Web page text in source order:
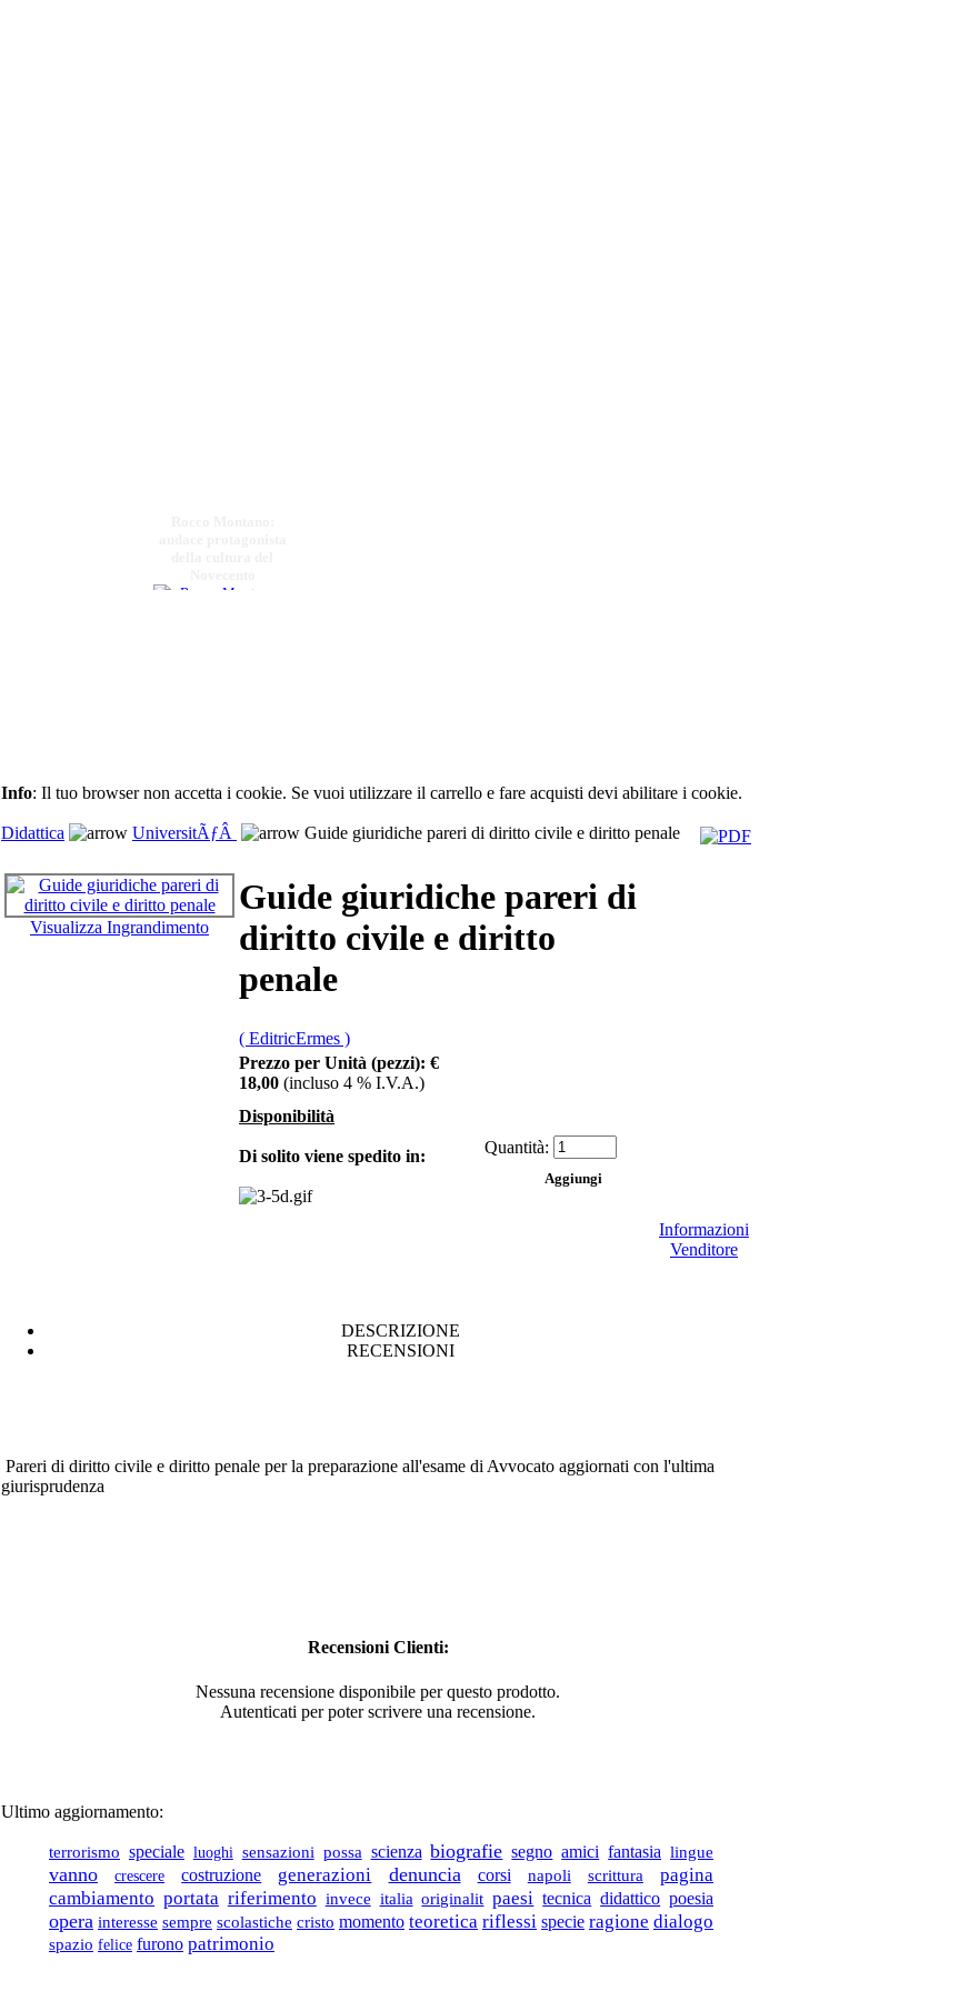
Lâ€™albero della
vita
€ 13,00
Giovanni Paladino,
Una vita per la
scienza
€ 12,00
Integrazione
scolastica. 2000
- N. 2 Speciale - 1995
Corte reale e corte
ideale nella trattat.
Chiama per il Prezzo
L'Anarchia Estetica il
Monaco Bianco
€ 18,00
I toponimi Lucania e
Info: Il tuo browser non accetta i cookie. Se vuoi utilizzare il carrello e fare acquisti devi abilitare i cookie.
Didattica UniversitÃƒÂ Guide giuridiche pareri di diritto civile e diritto penale
Visualizza Ingrandimento
Guide giuridiche pareri di
diritto civile e diritto
penale
( EditricErmes )
Prezzo per Unità (pezzi): €
18,00 (incluso 4 % I.V.A.)
Disponibilità
Di solito viene spedito in: Quantità:
Informazioni
Venditore
DESCRIZIONE
RECENSIONI
Pareri di diritto civile e diritto penale per la preparazione all'esame di Avvocato aggiornati con l'ultima
giurisprudenza
Recensioni Clienti:
Nessuna recensione disponibile per questo prodotto.
Autenticati per poter scrivere una recensione.
Ultimo aggiornamento:
terrorismo speciale luoghi sensazioni possa scienza biografie segno amici fantasia lingue
vanno crescere costruzione generazioni denuncia corsi napoli scrittura
pagina
cambiamento portata riferimento invece italia originalit paesi tecnica didattico poesia
opera interesse sempre scolastiche cristo momento teoretica riflessi specie ragione dialogo
spazio felice furono patrimonio